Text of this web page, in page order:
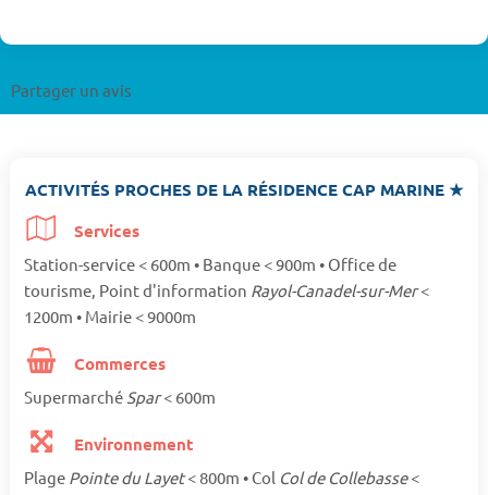
Partager un avis
ACTIVITÉS PROCHES DE LA RÉSIDENCE CAP MARINE ★
Services
Station-service < 600m • Banque < 900m • Office de
tourisme, Point d'information Rayol-Canadel-sur-Mer<
1200m • Mairie < 9000m
Commerces
Supermarché Spar< 600m
Environnement
Plage Pointe du Layet< 800m • Col Col de Collebasse<